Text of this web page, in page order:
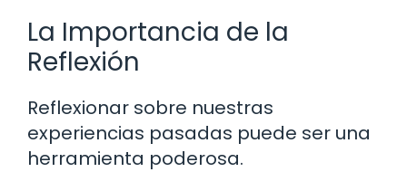
La Importancia de la
Reflexión
Reflexionar sobre nuestras
experiencias pasadas puede ser una
herramienta poderosa.